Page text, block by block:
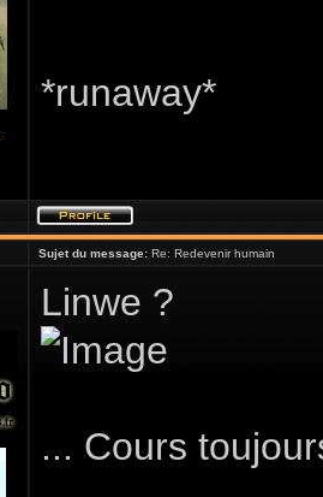
*runaway*
Sujet du message: Re: Redevenir humain
Linwe ?
... Cours